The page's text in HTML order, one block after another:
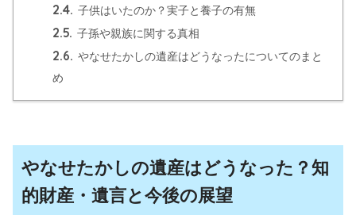
2.4. 子供はいたのか？実子と養子の有無
2.5. 子孫や親族に関する真相
2.6. やなせたかしの遺産はどうなったについてのまと
め
やなせたかしの遺産はどうなった？知
的財産・遺言と今後の展望